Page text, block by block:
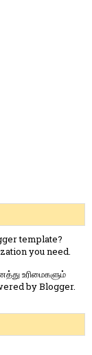
template?
you need.
உரிமைகளும்
byBlogger.